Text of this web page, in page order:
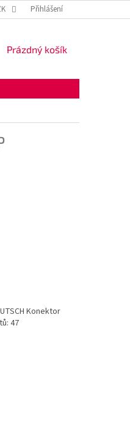
PODMÍNKYPřihlášení
NÁKUPNÍ
Prázdný košík
Konektor
47